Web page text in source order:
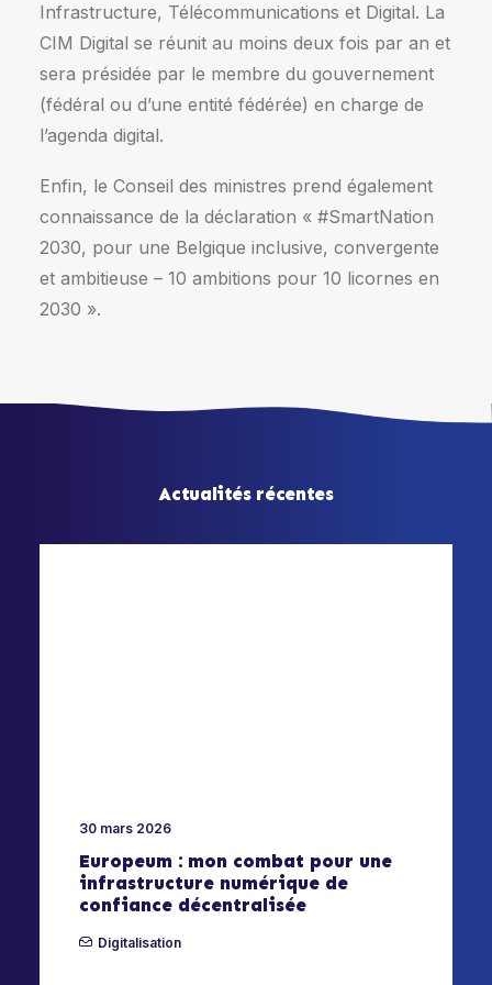
Infrastructure, Télécommunications et Digital. La
CIM Digital se réunit au moins deux fois par an et
sera présidée par le membre du gouvernement
(fédéral ou d’une entité fédérée) en charge de
l’agenda digital.
Enfin, le Conseil des ministres prend également
connaissance de la déclaration « #SmartNation
2030, pour une Belgique inclusive, convergente
et ambitieuse – 10 ambitions pour 10 licornes en
2030 ».
Actualités récentes
30 mars 2026
Europeum : mon combat pour une
infrastructure numérique de
confiance décentralisée
Digitalisation